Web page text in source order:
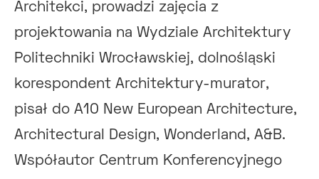
Architekci, prowadzi zajęcia z
projektowania na Wydziale Architektury
Politechniki Wrocławskiej, dolnośląski
korespondent Architektury-murator,
pisał do A10 New European Architecture,
Architectural Design, Wonderland, A&B.
Współautor Centrum Konferencyjnego